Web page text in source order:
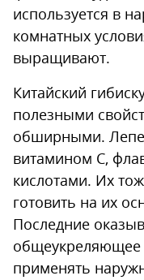
используется в
комнатных
выращивают.
Китайский
полезными
обширными.
витамином С,
кислотами. Их
готовить на их
Последние
общеукреляющее
применять